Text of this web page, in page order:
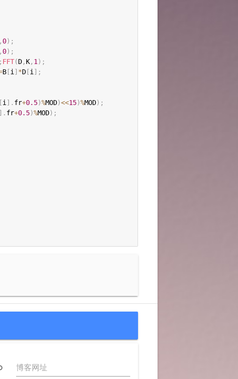
, 0) ;
, 0) ;
; FFT(D, K, 1 ) ;
B [i ] *D [i ] ;
[i ] . fr+0.5)%MOD)<<15)%MOD) ;
] . fr+0.5)%MOD) ;